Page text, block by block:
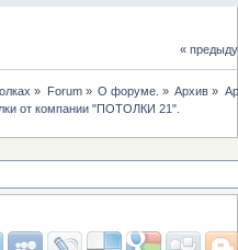
«
» Forum» О форуме. » Архив »
от компании "ПОТОЛКИ 21".